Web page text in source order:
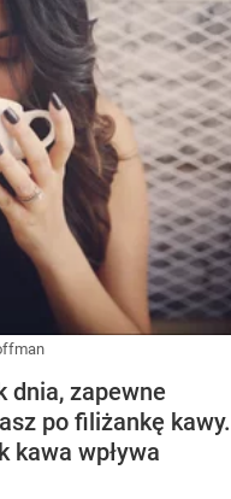
dnia, zapewne
po filiżankę kawy.
kawa wpływa